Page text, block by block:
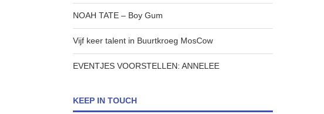
NOAH TATE – Boy Gum
Vijf keer talent in Buurtkroeg MosCow
EVENTJES VOORSTELLEN: ANNELEE
KEEP IN TOUCH